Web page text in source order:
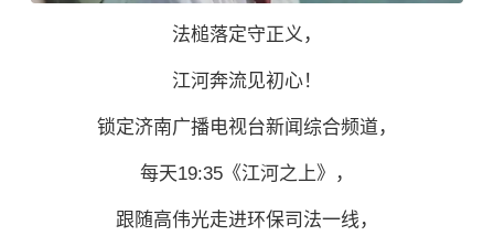
法槌落定守正义，
江河奔流见初心！
锁定济南广播电视台新闻综合频道，
每天19:35《江河之上》，
跟随高伟光走进环保司法一线，